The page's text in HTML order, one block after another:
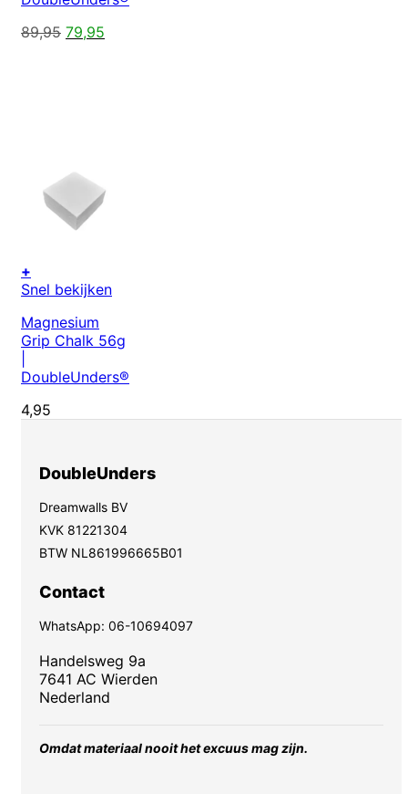
89,95 Oorspronkelijke
79,95
+
Snel bekijken
Magnesium
Grip Chalk 56g
DoubleUnders®
4,95
DoubleUnders
Dreamwalls BV
KVK 81221304
BTW NL861996665B01
Contact
WhatsApp: 06-10694097
Handelsweg 9a
7641 AC Wierden
Nederland
Omdat materiaal nooit het excuus mag zijn.